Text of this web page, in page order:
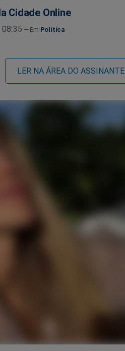
Cidade Online
Política
LER NA ÁREA DO ASSINANTE